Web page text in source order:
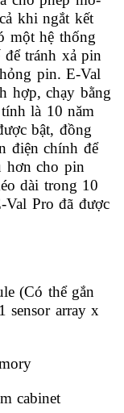
khi ngắt kết
một hệ thống
tránh xả pin
pin. E-Val
hợp, chạy bằng
là 10 năm
bật, đồng
điện chính để
hơn cho pin
dài trong 10
Pro đã được
(Có thể gắn
array x
cabinet